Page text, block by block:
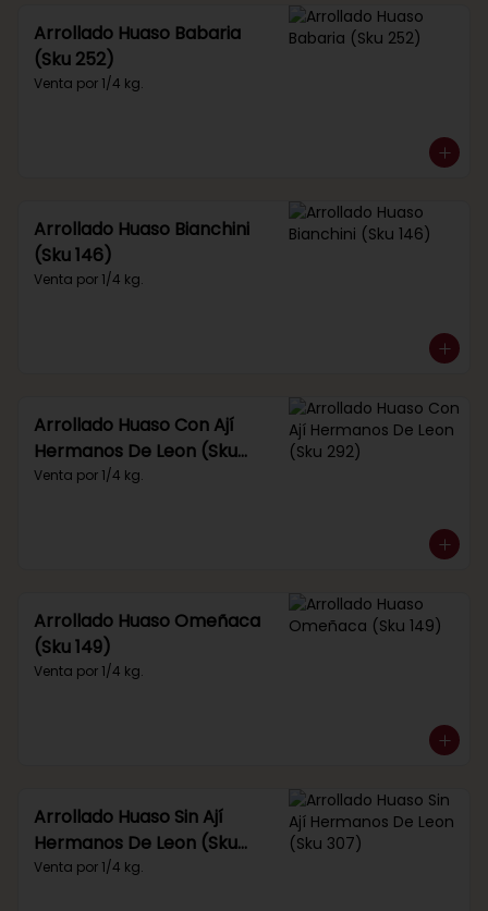
Arrollado Huaso Babaria
(Sku 252)
Venta por 1/4 kg.
Arrollado Huaso Bianchini
(Sku 146)
Venta por 1/4 kg.
Arrollado Huaso Con Ají
Hermanos De Leon (Sku
292)
Venta por 1/4 kg.
Arrollado Huaso Omeñaca
(Sku 149)
Venta por 1/4 kg.
Arrollado Huaso Sin Ají
Hermanos De Leon (Sku
307)
Venta por 1/4 kg.